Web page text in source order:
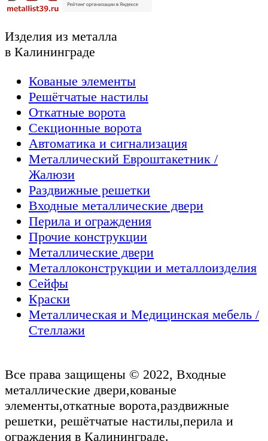
Изделия из металла
в Калининграде
Кованые элементы
Решётчатые настилы
Откатные ворота
Секционные ворота
Автоматика и сигнализация
Металлический Евроштакетник /
Жалюзи
Раздвижные решетки
Входные металлические двери
Перила и ограждения
Прочие конструкции
Металлические двери
Металлоконструкции и металлоизделия
Сейфы
Краски
Металлическая и Медицинская мебель /
Стеллажи
Все права защищены © 2022, Входные
металлические двери,кованые
элементы,откатные ворота,раздвижные
решетки, решётчатые настилы,перила и
ограждения в Калининграде.